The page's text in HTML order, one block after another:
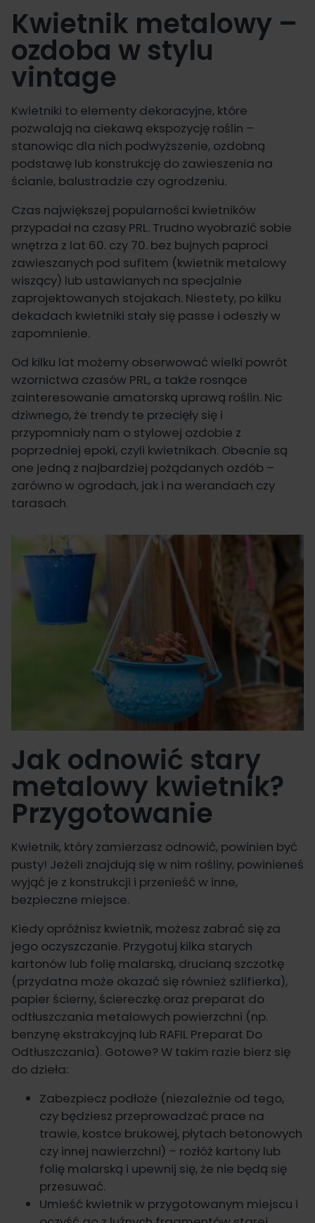
Kwietnik metalowy –
ozdoba w stylu
vintage
Kwietniki to elementy dekoracyjne, które
pozwalają na ciekawą ekspozycję roślin –
stanowiąc dla nich podwyższenie, ozdobną
podstawę lub konstrukcję do zawieszenia na
ścianie, balustradzie czy ogrodzeniu.
Czas największej popularności kwietników
przypadał na czasy PRL. Trudno wyobrazić sobie
wnętrza z lat 60. czy 70. bez bujnych paproci
zawieszanych pod sufitem (kwietnik metalowy
wiszący) lub ustawianych na specjalnie
zaprojektowanych stojakach. Niestety, po kilku
dekadach kwietniki stały się passe i odeszły w
zapomnienie.
Od kilku lat możemy obserwować wielki powrót
wzornictwa czasów PRL, a także rosnące
zainteresowanie amatorską uprawą roślin. Nic
dziwnego, że trendy te przecięły się i
przypomniały nam o stylowej ozdobie z
poprzedniej epoki, czyli kwietnikach. Obecnie są
one jedną z najbardziej pożądanych ozdób –
zarówno w ogrodach, jak i na werandach czy
tarasach.
Jak odnowić stary
metalowy kwietnik?
Przygotowanie
Kwietnik, który zamierzasz odnowić, powinien być
pusty! Jeżeli znajdują się w nim rośliny, powinieneś
wyjąć je z konstrukcji i przenieść w inne,
bezpieczne miejsce.
Kiedy opróżnisz kwietnik, możesz zabrać się za
jego oczyszczanie. Przygotuj kilka starych
kartonów lub folię malarską, drucianą szczotkę
(przydatna może okazać się również szlifierka),
papier ścierny, ściereczkę oraz preparat do
odtłuszczania metalowych powierzchni (np.
benzynę ekstrakcyjną lub RAFIL Preparat Do
Odtłuszczania). Gotowe? W takim razie bierz się
do dzieła:
Zabezpiecz podłoże (niezależnie od tego,
czy będziesz przeprowadzać prace na
trawie, kostce brukowej, płytach betonowych
czy innej nawierzchni) – rozłóż kartony lub
folię malarską i upewnij się, że nie będą się
przesuwać.
Umieść kwietnik w przygotowanym miejscu i